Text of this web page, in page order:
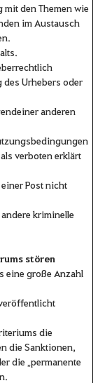
den Themen wie
im Austausch
Urhebers oder
anderen
verboten erklärt
Post nicht
kriminelle
stören
eine große Anzahl
die
die Sanktionen,
die „permanente